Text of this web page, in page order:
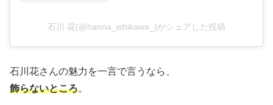
石川 花(@hanna_ishikawa_)がシェアした投稿
石川花さんの魅力を一言で言うなら、
飾らないところ。